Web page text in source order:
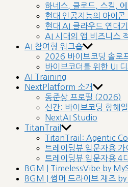
하네스, 클로드, 스킬,
현대 인공지능의 아이콘
현대 AI 클라우드 연대기
AI 시대의 앱 비즈니스
AI 참여형 워크숍
2026 바이브코딩 솔로
바이브코더를 위한 UI
AI Training
NextPlatform 소개
동준상 프로필 (2026)
신간: 바이브코딩 항해일
NextAI Studio
TitanTrail
TitanTrail: Agentic
트레이딩뷰 입문자용 가
트레이딩뷰 입문자용 4
BGM | TimelessVibe by
BGM | 썸머 드라이브 재즈